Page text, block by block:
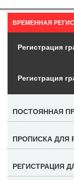
ВРЕМЕННАЯ
Регистрация
Регистрация
ПОСТОЯННАЯ
ПРОПИСКА ДЛЯ
РЕГИСТРАЦИЯ